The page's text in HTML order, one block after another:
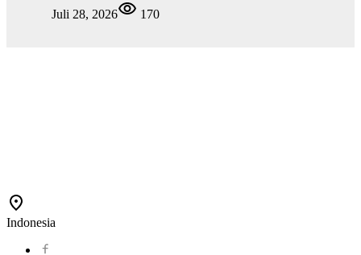
Juli 28, 2026
170
Indonesia